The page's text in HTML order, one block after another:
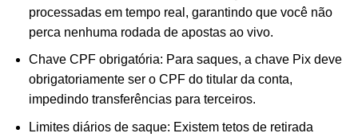
processadas em tempo real, garantindo que você não
perca nenhuma rodada de apostas ao vivo.
Chave CPF obrigatória: Para saques, a chave Pix deve
obrigatoriamente ser o CPF do titular da conta,
impedindo transferências para terceiros.
Limites diários de saque: Existem tetos de retirada